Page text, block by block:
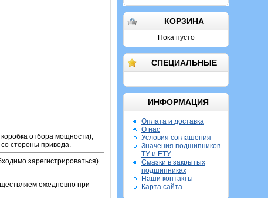
КОРЗИНА
Пока пусто
СПЕЦИАЛЬНЫЕ
ИНФОРМАЦИЯ
Оплата и доставка
О нас
Условия соглашения
Значения подшипников
ТУ и ЕТУ
Смазки в закрытых
подшипниках
Наши контакты
Карта сайта
отбора мощности),
стороны привода.
зарегистрироваться)
ежедневно при